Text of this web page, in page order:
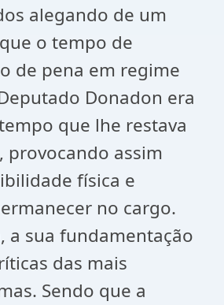
alegando de um
o tempo de
de pena em regime
Donadon era
que lhe restava
provocando assim
física e
no cargo.
a sua fundamentação
das mais
Sendo que a